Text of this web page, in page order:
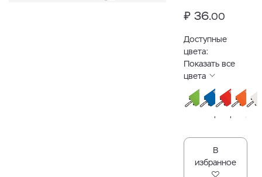
₽ 36.00
Доступные
цвета:
Показать все
цвета
В
избранное